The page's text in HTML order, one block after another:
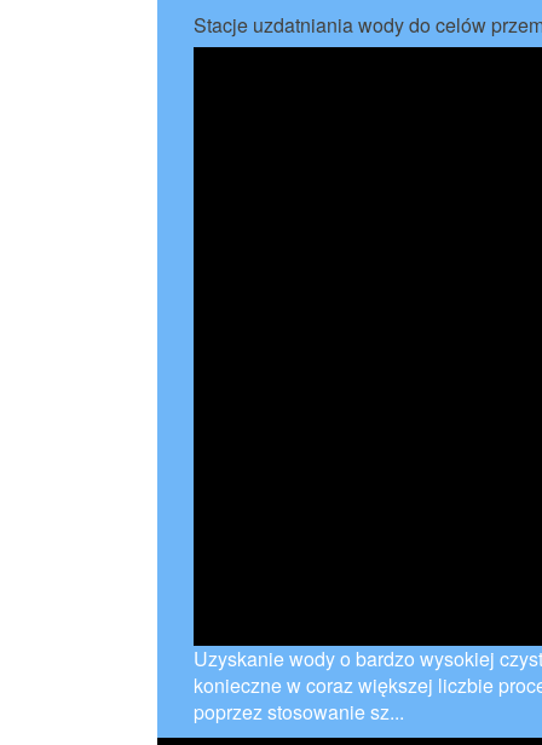
Stacje uzdatniania wody do celów
Uzyskanie wody o bardzo wysokiej
konieczne w coraz większej liczbie
poprzez stosowanie sz...